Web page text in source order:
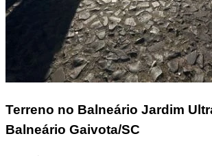
Terreno no Balneário Jardim
Balneário Gaivota/SC